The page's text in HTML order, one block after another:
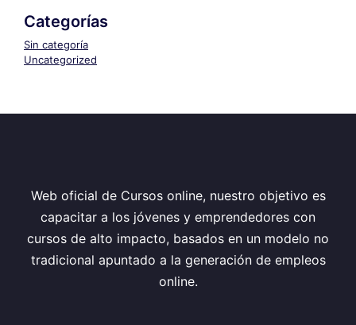
Categorías
Sin categoría
Uncategorized
Web oficial de Cursos online, nuestro objetivo es
capacitar a los jóvenes y emprendedores con
cursos de alto impacto, basados en un modelo no
tradicional apuntado a la generación de empleos
online.